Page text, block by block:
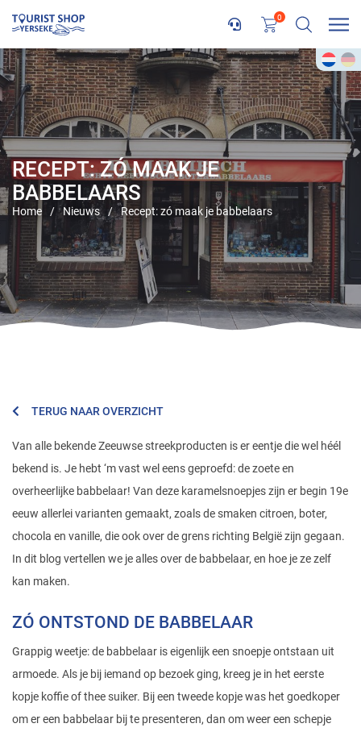
0
RECEPT: ZÓ MAAK JE
BABBELAARS
Home / Nieuws / Recept: zó maak je babbelaars
TERUG NAAR OVERZICHT
Van alle bekende Zeeuwse streekproducten is er eentje die wel héél
bekend is. Je hebt ‘m vast wel eens geproefd: de zoete en
overheerlijke babbelaar! Van deze karamelsnoepjes zijn er begin 19e
eeuw allerlei varianten gemaakt, zoals de smaken citroen, boter,
chocola en vanille, die ook over de grens richting België zijn gegaan.
In dit blog vertellen we je alles over de babbelaar, en hoe je ze zelf
kan maken.
ZÓ ONTSTOND DE BABBELAAR
Grappig weetje: de babbelaar is eigenlijk een snoepje ontstaan uit
armoede. Als je bij iemand op bezoek ging, kreeg je in het eerste
kopje koffie of thee suiker. Bij een tweede kopje was het goedkoper
om er een babbelaar bij te presenteren, dan om weer een schepje